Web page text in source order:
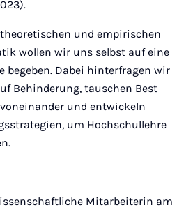
und empirischen
wollen wir uns selbst auf eine
begeben. Dabei hinterfragen wir
Behinderung, tauschen Best
und entwickeln
um Hochschullehre
Mitarbeiterin am